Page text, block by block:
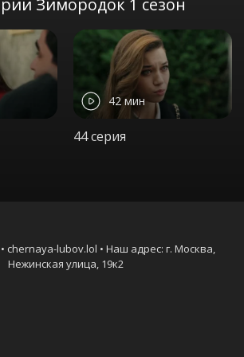
Зимородок 1 сезон
42 мин
44 серия
chernaya-lubov.lol • Наш адрес: г. Москва,
Нежинская улица, 19к2